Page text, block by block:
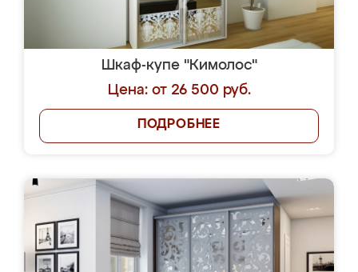
Шкаф-купе "Кимолос"
Цена: от 26 500 руб.
ПОДРОБНЕЕ